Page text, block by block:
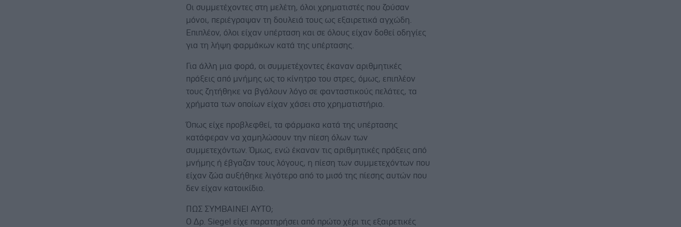
Οι συμμετέχοντες στη μελέτη, όλοι χρηματιστές που ζούσαν
μόνοι, περιέγραψαν τη δουλειά τους ως εξαιρετικά αγχώδη.
Επιπλέον, όλοι είχαν υπέρταση και σε όλους είχαν δοθεί οδηγίες
για τη λήψη φαρμάκων κατά της υπέρτασης.
Για άλλη μια φορά, οι συμμετέχοντες έκαναν αριθμητικές
πράξεις από μνήμης ως το κίνητρο του στρες, όμως, επιπλέον
τους ζητήθηκε να βγάλουν λόγο σε φανταστικούς πελάτες, τα
χρήματα των οποίων είχαν χάσει στο χρηματιστήριο.
Όπως είχε προβλεφθεί, τα φάρμακα κατά της υπέρτασης
κατάφεραν να χαμηλώσουν την πίεση όλων των
συμμετεχόντων. Όμως, ενώ έκαναν τις αριθμητικές πράξεις από
μνήμης ή έβγαζαν τους λόγους, η πίεση των συμμετεχόντων που
είχαν ζώα αυξήθηκε λιγότερο από το μισό της πίεσης αυτών που
δεν είχαν κατοικίδιο.
ΠΩΣ ΣΥΜΒΑΙΝΕΙ ΑΥΤΟ;
Ο Δρ. Siegel είχε παρατηρήσει από πρώτο χέρι τις εξαιρετικές